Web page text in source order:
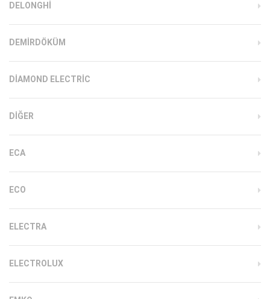
DELONGHI
DEMIRDÖKÜM
DIAMOND ELECTRIC
DIĞER
ECA
ECO
ELECTRA
ELECTROLUX